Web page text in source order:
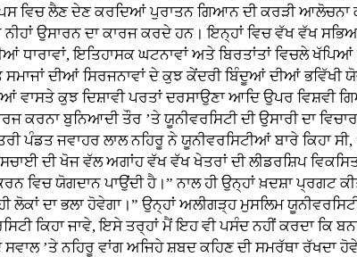
ਵਿਚ ਲੈਣ ਦੇਣ ਕਰਦਿਆਂ ਪੁਰਾਤਨ ਗਿਆਨ ਦੀ ਕਰੜੀ
ਨੀਹਾਂ ਉਸਾਰਨ ਦਾ ਕਾਰਜ ਕਰਦੇ ਹਨ। ਇਨ੍ਹਾਂ ਵਿਚ ਵੱਖ ਵੱਖ
ਧਾਰਾਵਾਂ, ਇਤਿਹਾਸਕ ਘਟਨਾਵਾਂ ਅਤੇ ਬਿਰਤਾਂਤਾਂ ਵਿਚਲੇ
ਸਮਾਜਾਂ ਦੀਆਂ ਸਿਰਜਨਾਵਾਂ ਦੇ ਕੁਝ ਕੇਂਦਰੀ ਬਿੰਦੂਆਂ ਦੀਆਂ ਭਵਿੱਖੀ
ਵਾਸਤੇ ਕੁਝ ਦਿਸ਼ਾਵੀ ਪਰਤਾਂ ਦਰਸਾਉਣਾ ਆਦਿ ਉਪਰ ਵਿਸ਼ਵੀ
ਕਰਨਾ ਬੁਨਿਆਦੀ ਤੌਰ ’ਤੇ ਯੂਨੀਵਰਸਿਟੀ ਦੀ ਉਸਾਰੀ ਦਾ
ਪੰਡਤ ਜਵਾਹਰ ਲਾਲ ਨਹਿਰੂ ਨੇ ਯੂਨੀਵਰਸਿਟੀਆਂ ਬਾਰੇ ਕਿਹਾ
ਦੀ ਖੋਜ ਵੱਲ ਅਗਾਂਹ ਵੱਖ ਵੱਖ ਖੇਤਰਾਂ ਦੀ ਲੀਡਰਸ਼ਿਪ
ਵਿਚ ਯੋਗਦਾਨ ਪਾਉਂਦੀ ਹੈ।” ਨਾਲ ਹੀ ਉਨ੍ਹਾਂ ਖ਼ਦਸ਼ਾ ਪ੍ਰਗਟ
ਲੋਕਾਂ ਦਾ ਭਲਾ ਹੋਵੇਗਾ।” ਉਨ੍ਹਾਂ ਅਲੀਗੜ੍ਹ ਮੁਸਲਿਮ
ਕਿਹਾ ਜਾਵੇ, ਇਸੇ ਤਰ੍ਹਾਂ ਮੈਂ ਇਹ ਵੀ ਪਸੰਦ ਨਹੀਂ ਕਰਦਾ ਕਿ
’ਤੇ ਨਹਿਰੂ ਵਾਂਗ ਅਜਿਹੇ ਸ਼ਬਦ ਕਹਿਣ ਦੀ ਸਮਰੱਥਾ ਰੱਖਦਾ